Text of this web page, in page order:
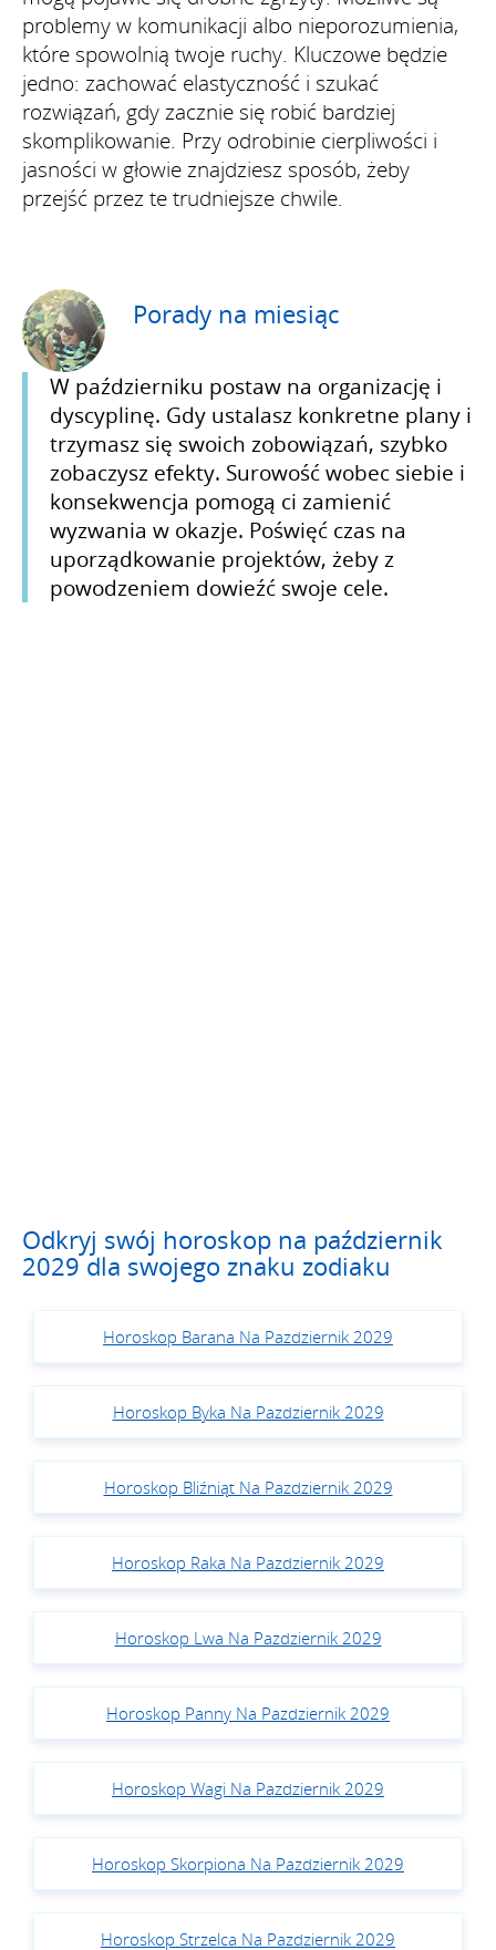
problemy w komunikacji albo nieporozumienia,
które spowolnią twoje ruchy. Kluczowe będzie
jedno: zachować elastyczność i szukać
rozwiązań, gdy zacznie się robić bardziej
skomplikowanie. Przy odrobinie cierpliwości i
jasności w głowie znajdziesz sposób, żeby
przejść przez te trudniejsze chwile.
Porady na miesiąc
W październiku postaw na organizację i
dyscyplinę. Gdy ustalasz konkretne plany i
trzymasz się swoich zobowiązań, szybko
zobaczysz efekty. Surowość wobec siebie i
konsekwencja pomogą ci zamienić
wyzwania w okazje. Poświęć czas na
uporządkowanie projektów, żeby z
powodzeniem dowieźć swoje cele.
Odkryj swój horoskop na październik
2029 dla swojego znaku zodiaku
Horoskop Barana Na Pazdziernik 2029
Horoskop Byka Na Pazdziernik 2029
Horoskop Bliźniąt Na Pazdziernik 2029
Horoskop Raka Na Pazdziernik 2029
Horoskop Lwa Na Pazdziernik 2029
Horoskop Panny Na Pazdziernik 2029
Horoskop Wagi Na Pazdziernik 2029
Horoskop Skorpiona Na Pazdziernik 2029
Horoskop Strzelca Na Pazdziernik 2029